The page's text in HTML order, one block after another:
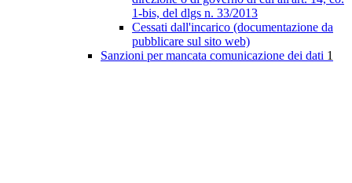
1-bis, del dlgs n. 33/2013
Cessati dall'incarico (documentazione da
pubblicare sul sito web)
Sanzioni per mancata comunicazione dei dati 1